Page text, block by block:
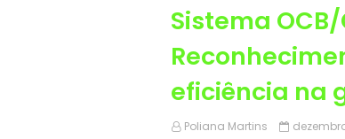
Sistema
eficiência na
Poliana Martins